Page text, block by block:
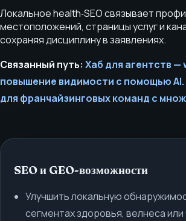
Локальное health‑SEO связывает
местоположений, страницы услуг и
сохраняя дисциплину в заявлениях.
Связанный путь: Хаб для агентств —
повышение видимости с помощью AI.
для франчайзинговых команд с
SEO и GEO-возможности
Улучшить локальную
сегментах здоровья, велнеса или